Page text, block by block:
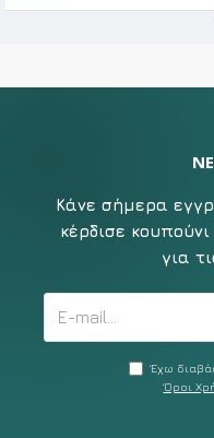
Κάνε σήμερα
κέρδισε
για
Έχω
Όροι